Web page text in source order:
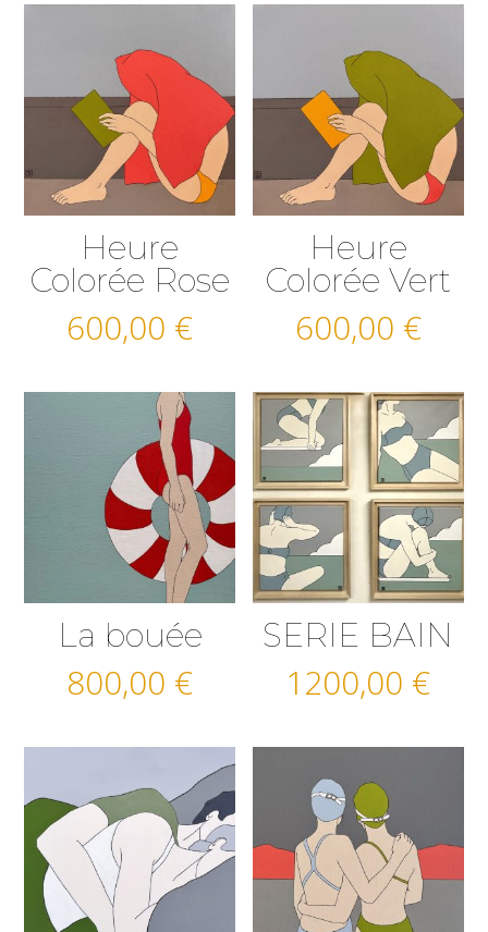
Heure
Colorée Rose
600,00 €
Heure
Colorée Vert
600,00 €
La bouée
800,00 €
SERIE BAIN
1200,00 €